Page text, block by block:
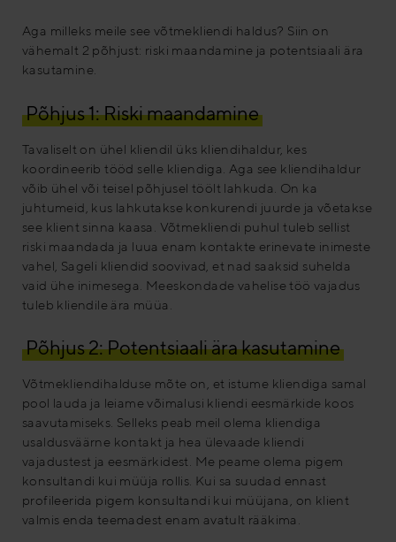
Aga milleks meile see võtmekliendi haldus? Siin on
vähemalt 2 põhjust: riski maandamine ja potentsiaali ära
kasutamine.
Põhjus 1: Riski maandamine
Tavaliselt on ühel kliendil üks kliendihaldur, kes
koordineerib tööd selle kliendiga. Aga see kliendihaldur
võib ühel või teisel põhjusel töölt lahkuda. On ka
juhtumeid, kus lahkutakse konkurendi juurde ja võetakse
see klient sinna kaasa. Võtmekliendi puhul tuleb sellist
riski maandada ja luua enam kontakte erinevate inimeste
vahel, Sageli kliendid soovivad, et nad saaksid suhelda
vaid ühe inimesega. Meeskondade vahelise töö vajadus
tuleb kliendile ära müüa.
Põhjus 2: Potentsiaali ära kasutamine
Võtmekliendihalduse mõte on, et istume kliendiga samal
pool lauda ja leiame võimalusi kliendi eesmärkide koos
saavutamiseks. Selleks peab meil olema kliendiga
usaldusväärne kontakt ja hea ülevaade kliendi
vajadustest ja eesmärkidest. Me peame olema pigem
konsultandi kui müüja rollis. Kui sa suudad ennast
profileerida pigem konsultandi kui müüjana, on klient
valmis enda teemadest enam avatult rääkima.